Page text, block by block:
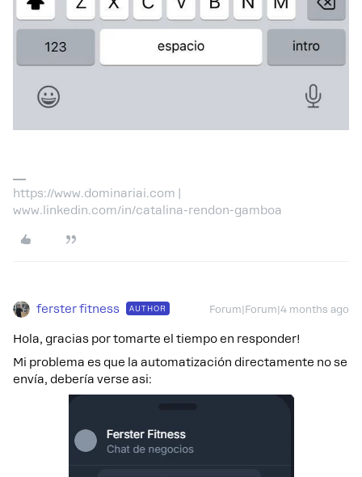
https://www.dominariai.com |
www.linkedin.com/in/catalina-rendon-gamboa
ferster fitness AUTHOR Forum|Forum|4 months ago
Hola, gracias por tomarte el tiempo en responder!
Mi problema es que la automatización directamente no se
envía, debería verse asi: